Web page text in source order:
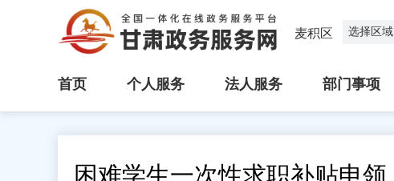
麦积区 选择区域
首页 个人服务 法人服务 部门事项
困难学生一次性求职补贴申领